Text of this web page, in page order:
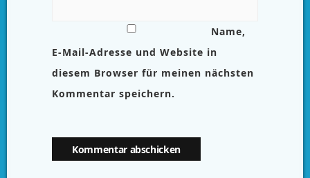
Name,
E-Mail-Adresse und Website in
diesem Browser für meinen nächsten
Kommentar speichern.